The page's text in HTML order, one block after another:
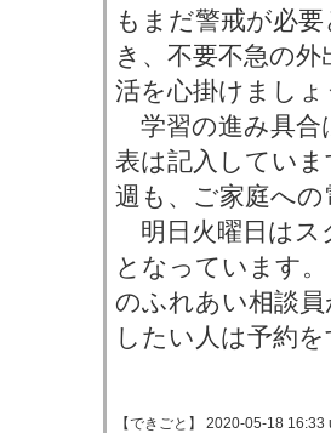
もまだ警戒が必
き、不要不急の
活を心掛けましょ
学習の進み具合
表は記入してい
週も、ご家庭へ
明日火曜日はス
となっています
のふれあい相談
したい人は予約
【できごと】 2020-05-18